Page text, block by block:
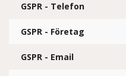
GSPR - Telefon
GSPR - Företag
GSPR - Email